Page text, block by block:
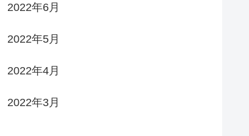
2022年6月
2022年5月
2022年4月
2022年3月